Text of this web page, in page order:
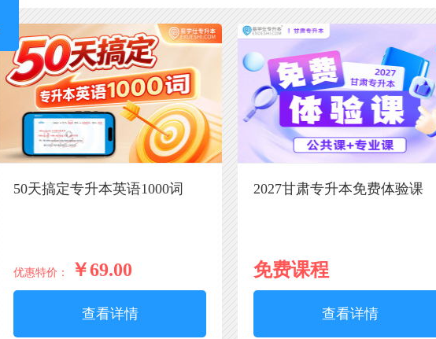
50天搞定专升本英语1000词
优惠特价： ￥69.00
查看详情
2027甘肃专升本免费体验课
免费课程
查看详情